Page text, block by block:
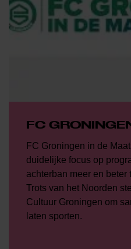
FC
FC Groningen in de
duidelijke focus op
achterban meer en beter
Trots van het Noorden
Cultuur Groningen om
laten sporten.